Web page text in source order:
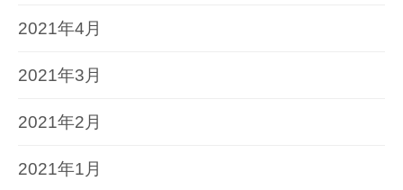
2021年4月
2021年3月
2021年2月
2021年1月